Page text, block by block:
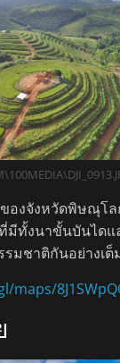
องจังหวัดพิษณุโ
มีทั้งนาขั้นบันไดแ
มชาติกันอย่างเต็
maps/